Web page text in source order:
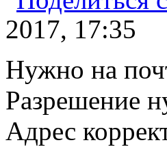
2017, 17:35
Нужно на
Разрешение
Адрес